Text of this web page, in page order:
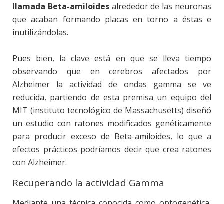
llamada Beta-amiloidesalrededor de las neuronas
que acaban formando placas en torno a éstas e
inutilizándolas.
Pues bien, la clave está en que se lleva tiempo
observando que en cerebros afectados por
Alzheimer la actividad de ondas gamma se ve
reducida, partiendo de esta premisa un equipo del
MIT (instituto tecnológico de Massachusetts) diseñó
un estudio con ratones modificados genéticamente
para producir exceso de Beta-amiloides, lo que a
efectos prácticos podríamos decir que crea ratones
con Alzheimer.
Recuperando la actividad Gamma